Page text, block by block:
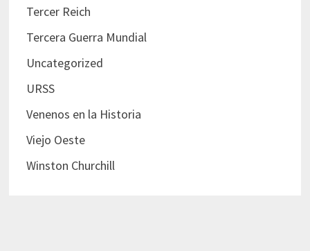
Tercer Reich
Tercera Guerra Mundial
Uncategorized
URSS
Venenos en la Historia
Viejo Oeste
Winston Churchill